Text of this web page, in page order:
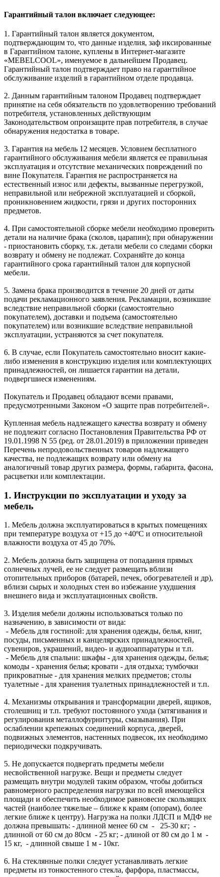
Гарантийный талон включает следующее:
1. Гарантийный талон является документом,
подтверждающим то, что данные изделия, заф иксированные
в Гарантийном талоне, куплены в Интернет-магазите
«MEBELCOOL», именуемое в дальнейшем Продавец.
Гарантийный талон подтверждает право на гарантийное
обслуживание изделий в гарантийном отделе продавца.
2. Данным гарантийным талоном Продавец подтверждает
принятие на себя обязательств по удовлетворению требований
потребителя, установленных действующим
Законодательством опроизащите прав потребителя, в случае
обнаружения недостатка в товаре.
3. Гарантия на мебель 12 месяцев. Условием бесплатного
гарантийного обслуживания мебели является ее правильная
эксплуатация и отсутствие механических повреждений по
вине Покупателя. Гарантия не распространяется на
естественный износ или дефекты, вызванные перегрузкой,
неправильной или небрежной эксплуатацией и сборкой,
проникновением жидкости, грязи и других посторонних
предметов.
4. При самостоятельной сборке мебели необходимо проверить
детали на наличие брака (сколов, царапин); при обнаружении
- приостановить сборку, т.к. детали мебели со следами сборки
возврату и обмену не подлежат. Сохраняйте до конца
гарантийного срока гарантийный талон для корпусной
мебели.
5. Замена брака производится в течение 20 дней от даты
подачи рекламационного заявления. Рекламации, возникшие
вследствие неправильной сборки (самостоятельно
покупателем), доставки и подъема (самостоятельно
покупателем) или возникшие вследствие неправильной
эксплуатации, устраняются за счет покупателя.
6. В случае, если Покупатель самостоятельно вносит какие-
либо изменения в конструкцию изделия или комплектующих
принадлежностей, он лишается гарантии на детали,
подвергшиеся изменениям.
Покупатель и Продавец обладают всеми правами,
предусмотренными Законом «О защите прав потребителей».
Купленная мебель надлежащего качества возврату и обмену
не подлежит согласно Постановления Правительства РФ от
19.01.1998 N 55 (ред. от 28.01.2019) в приложении приведен
Перечень непродовольственных товаров надлежащего
качества, не подлежащих возврату или обмену на
аналогичный товар других размера, формы, габарита, фасона,
расцветки или комплектации.
1. Инструкции по эксплуатации и уходу за
мебель
1. Мебель должна эксплуатироваться в крытых помещениях
при температуре воздуха от +15 до +40ºС и относительной
влажности воздуха от 45 до 70%.
2. Мебель должна быть защищена от попадания прямых
солнечных лучей, ее не следует размещать вблизи
отопительных приборов (батарей, печек, обогревателей и др),
вблизи сырых и холодных стен во избежание ухудшения
внешнего вида и эксплуатационных свойств.
3. Изделия мебели должны использоваться только по
назначению, в зависимости от вида:
- Мебель для гостиной: для хранения одежды, белья, книг,
посуды, письменных и канцелярских принадлежностей,
сувениров, украшений, видео- и аудиоаппаратуры и т.п.
- Мебель для спальни: шкафы - для хранения одежды, белья;
комоды - хранения белья; кровати - для отдыха; тумбочки
прикроватные - для хранения мелких предметов; столы
туалетные - для хранения туалетных принадлежностей и т.п.
4. Механизмы открывания и трансформации дверей, ящиков,
столешниц и т.п. требуют постоянного ухода (затягивания и
регулирования металлофурнитуры, смазывания). При
ослаблении крепежных соединений корпуса, дверей,
подвижных элементов, настенных подвесок, их необходимо
периодически подкручивать.
5. Не допускается подвергать предметы мебели
несвойственной нагрузке. Вещи и предметы следует
размещать внутри модулей таким образом, чтобы добиться
равномерного распределения нагрузки по всей имеющейся
площади и обеспечить необходимое равновесие скользящих
частей (наиболее тяжелые – ближе к краям (опорам), более
легкие ближе к центру). Нагрузка на полки ЛДСП и МДФ не
должна превышать: - длинной менее 60 см - 25-30 кг; -
длинной от 60 см до 80см - 25 кг; - длиной от 80 см до 1 м -
15 кг, - длинной свыше 1 м - 10кг.
6. На стеклянные полки следует устанавливать легкие
предметы из тонкостенного стекла, фарфора, пластмассы,